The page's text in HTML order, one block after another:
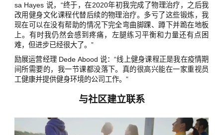
sa Hayes 说，“终于，在2020年初我完成了物理治疗，之后我
改用健身文化课程代替后续的物理治疗。多亏了这些锻炼，我
现在可以在没有帮助的情况下完全弯曲脚踝、蹲下并跪在地板
上。有时我仍然会感到疼痛，左腿练习平衡和力量还有点困
难，但进步已经很大了。”
励展运营经理 Dede Abood 说：“线上健身课程正是我在疫情期
间所需要的，我一节课都没落下。真的很高兴能在一家重视员
工健康并提供健身环境的公司工作。”
与社区建立联系